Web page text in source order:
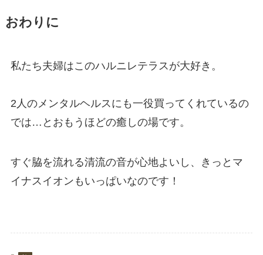
おわりに
私たち夫婦はこのハルニレテラスが大好き。
2人のメンタルヘルスにも一役買ってくれているの
では…とおもうほどの癒しの場です。
すぐ脇を流れる清流の音が心地よいし、きっとマ
イナスイオンもいっぱいなのです！